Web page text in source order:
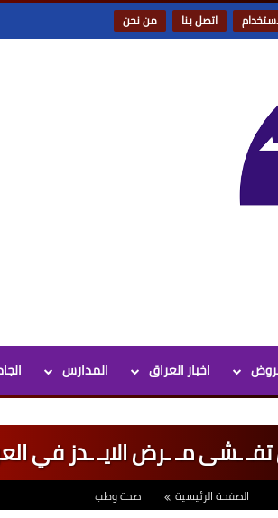
اتصل بنا من نحن
اخبار العراق المدارس
ـشى مـ ـرض الايـ ـدز في
الصفحة الرئيسية صحة وطب